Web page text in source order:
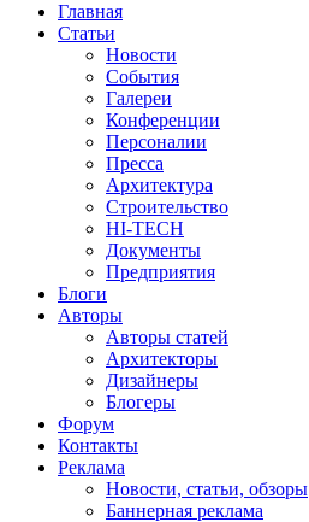
Главная
Статьи
Новости
События
Галереи
Конференции
Персоналии
Пресса
Архитектура
Строительство
HI-TECH
Документы
Предприятия
Блоги
Авторы
Авторы статей
Архитекторы
Дизайнеры
Блогеры
Форум
Контакты
Реклама
Новости, статьи, обзоры
Баннерная реклама